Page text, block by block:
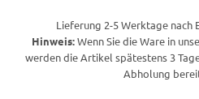
Lieferung 2-5 Werktage nach
Hinweis:Wenn Sie die Ware in
werden die Artikel spätestens 3
Abholung